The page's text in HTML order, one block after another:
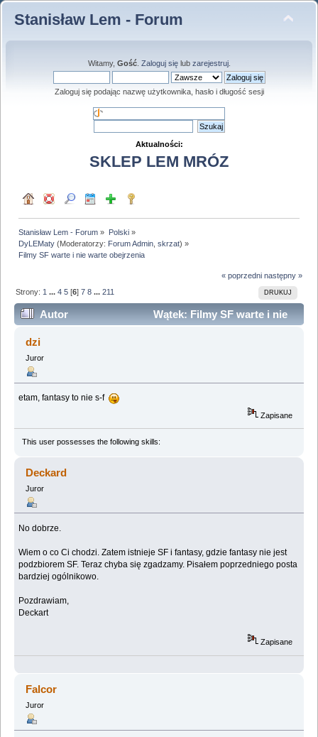
Stanisław Lem - Forum
Witamy, Gość. Zaloguj sięlub zarejestruj.
Zaloguj się podając nazwę użytkownika, hasło i długość sesji
Aktualności:
SKLEP LEM MRÓZ
Stanisław Lem - Forum » Polski»
DyLEMaty (Moderatorzy: Forum Admin ,skrzat) »
Filmy SF warte i nie warte obejrzenia
« poprzedni następny »
DRUKUJ
Strony: 1 ...4 5 [6]7 8 ...211
Autor
Wątek: Filmy SF warte i nie
warte obejrzenia (Przeczytany 3776503 razy)
dzi
Juror
etam, fantasy to nie s-f
Zapisane
This user possesses the following skills:
Deckard
Juror
No dobrze.
Wiem o co Ci chodzi. Zatem istnieje SF i fantasy, gdzie fantasy nie jest
podzbiorem SF. Teraz chyba się zgadzamy. Pisałem poprzedniego posta
bardziej ogólnikowo.
Pozdrawiam,
Deckart
Zapisane
Falcor
Juror